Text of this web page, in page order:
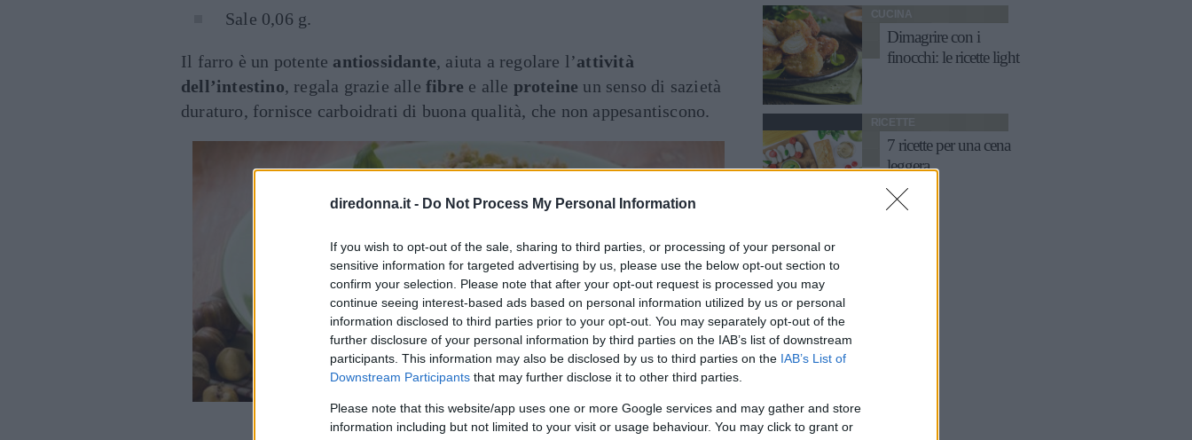
diredonna.it - Do Not Process My Personal Information
If you wish to opt-out of the sale, sharing to third parties, or processing of your personal or
sensitive information for targeted advertising by us, please use the below opt-out section to
confirm your selection. Please note that after your opt-out request is processed you may
continue seeing interest-based ads based on personal information utilized by us or personal
information disclosed to third parties prior to your opt-out. You may separately opt-out of the
further disclosure of your personal information by third parties on the IAB’s list of downstream
participants. This information may also be disclosed by us to third parties on the IAB’s List of
Downstream Participants that may further disclose it to other third parties.
Please note that this website/app uses one or more Google services and may gather and store
information including but not limited to your visit or usage behaviour. You may click to grant or
Sale 0,06 g.
Il farro è un potente antiossidante, aiuta a regolare l’attività
dell’intestino, regala grazie allefibre e alle proteine un senso di sazietà
duraturo, fornisce carboidrati di buona qualità, che non appesantiscono.
CUCINA
Dimagrire con i
finocchi: le ricette light
RICETTE
7 ricette per una cena
leggera